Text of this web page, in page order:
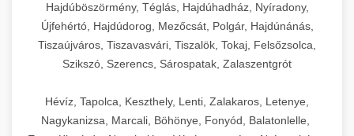
Hajdúböszörmény, Téglás, Hajdúhadház, Nyíradony,
Újfehértó, Hajdúdorog, Mezőcsát, Polgár, Hajdúnánás,
Tiszaújváros, Tiszavasvári, Tiszalök, Tokaj, Felsőzsolca,
Szikszó, Szerencs, Sárospatak, Zalaszentgrót
Hévíz, Tapolca, Keszthely, Lenti, Zalakaros, Letenye,
Nagykanizsa, Marcali, Böhönye, Fonyód, Balatonlelle,